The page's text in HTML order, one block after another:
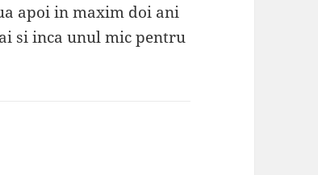
apoi in maxim doi ani
si inca unul mic pentru